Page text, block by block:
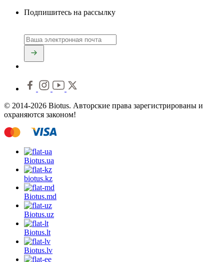
Подпишитесь на рассылку
© 2014-2026 Biotus. Авторские права зарегистрированы и
охраняются законом!
Biotus.ua
biotus.kz
Biotus.md
Biotus.uz
Biotus.lt
Biotus.lv